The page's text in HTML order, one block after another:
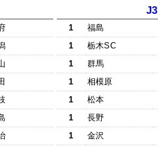
J3
1 福島
1
栃木SC
1
群馬
1
相模原
1
松本
1
長野
1
金沢